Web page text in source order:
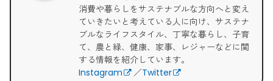
消費や暮らしをサステナブルな方向へと変え
ていきたいと考えている人に向け、サステナ
ブルなライフスタイル、丁寧な暮らし、子育
て、農と緑、健康、家事、レジャーなどに関
する情報を紹介しています。
Instagram
／Twitter